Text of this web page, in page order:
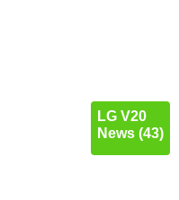
LG V20
News (43)